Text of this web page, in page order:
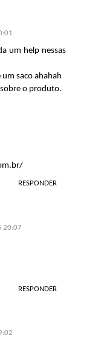
um help nessas
saco ahahah
o produto.
RESPONDER
20:07
RESPONDER